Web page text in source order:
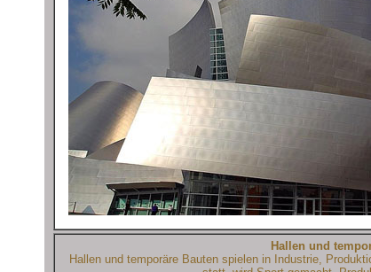
Hallen und
Hallen und temporäre Bauten spielen in Industrie,